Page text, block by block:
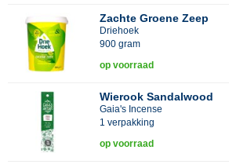
Zachte Groene Zeep
Driehoek
900 gram
op voorraad
Wierook Sandalwood
Gaia's Incense
1 verpakking
op voorraad